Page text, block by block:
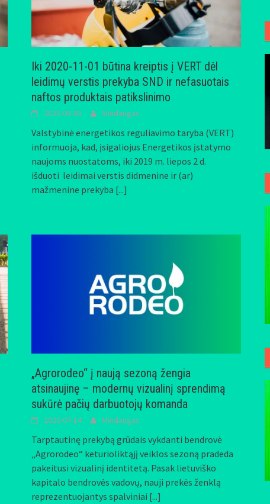
Iki 2020-11-01 būtina kreiptis į VERT dėl
leidimų verstis prekyba SND ir nefasuotais
naftos produktais patikslinimo
2020-09-03 Mindaugas
Valstybinė energetikos reguliavimo taryba (VERT)
informuoja, kad, įsigaliojus Energetikos įstatymo
naujoms nuostatoms, iki 2019 m. liepos 2 d.
išduoti leidimai verstis didmenine ir (ar)
mažmenine prekyba [...]
„Agrorodeo“ į naują sezoną žengia
atsinaujinę – modernų vizualinį sprendimą
sukūrė pačių darbuotojų komanda
2020-07-14 Mindaugas
Tarptautinę prekybą grūdais vykdanti bendrovė
„Agrorodeo“ keturioliktąjį veiklos sezoną pradeda
pakeitusi vizualinį identitetą. Pasak lietuviško
kapitalo bendrovės vadovų, nauji prekės ženklą
reprezentuojantys spalviniai [...]